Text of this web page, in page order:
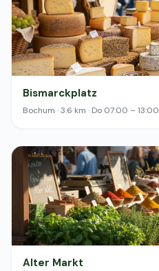
Bismarckplatz
Bochum · 3.6 km · Do 07:00 – 13:00
Alter Markt